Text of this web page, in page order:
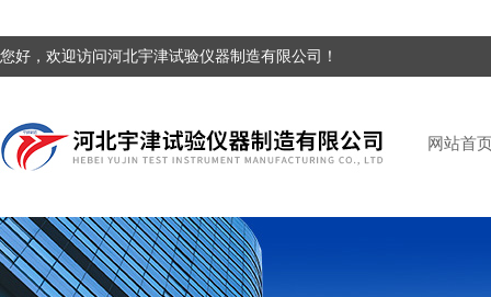
您好，欢迎访问河北宇津试验仪器制造有限公司！
网站首